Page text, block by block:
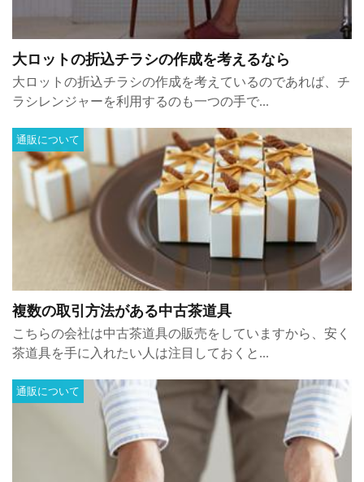
大ロットの折込チラシの作成を考えるなら
大ロットの折込チラシの作成を考えているのであれば、チ
ラシレンジャーを利用するのも一つの手で...
複数の取引方法がある中古茶道具
通販について
こちらの会社は中古茶道具の販売をしていますから、安く
茶道具を手に入れたい人は注目しておくと...
通販について